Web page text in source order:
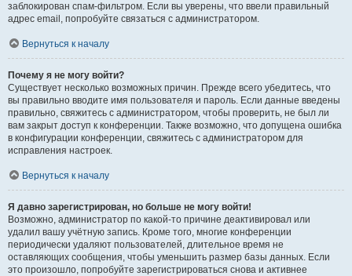
заблокирован спам-фильтром. Если вы уверены, что ввели правильный
адрес email, попробуйте связаться с администратором.
Вернуться к началу
Почему я не могу войти?
Существует несколько возможных причин. Прежде всего убедитесь, что
вы правильно вводите имя пользователя и пароль. Если данные введены
правильно, свяжитесь с администратором, чтобы проверить, не был ли
вам закрыт доступ к конференции. Также возможно, что допущена ошибка
в конфигурации конференции, свяжитесь с администратором для
исправления настроек.
Вернуться к началу
Я давно зарегистрирован, но больше не могу войти!
Возможно, администратор по какой-то причине деактивировал или
удалил вашу учётную запись. Кроме того, многие конференции
периодически удаляют пользователей, длительное время не
оставляющих сообщения, чтобы уменьшить размер базы данных. Если
это произошло, попробуйте зарегистрироваться снова и активнее